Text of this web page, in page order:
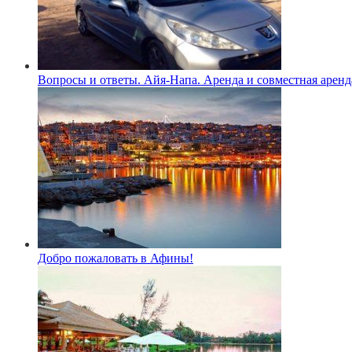
Вопросы и ответы. Айя-Напа. Аренда и совместная
Добро пожаловать в Афины!